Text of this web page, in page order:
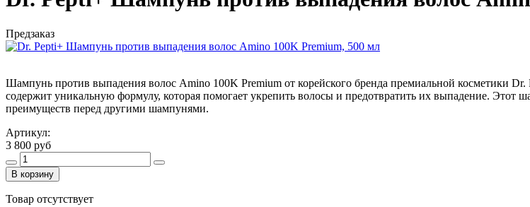
Предзаказ
Шампунь против выпадения волос Amino 100K Premium от корейского бренда премиальной косметики
содержит уникальную формулу, которая помогает укрепить волосы и предотвратить их выпадение.
преимуществ перед другими шампунями.
Артикул:
3 800 руб
В корзину
Товар отсутствует